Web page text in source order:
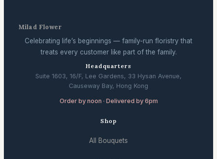
Milad Flower
Celebrating life’s beginnings — family-run floristry that
treats every customer like part of the family.
Headquarters
Suite 1603, 16/F, Lee Gardens, 33 Hysan Avenue,
Causeway Bay, Hong Kong
Order by noon · Delivered by 6pm
Shop
All Bouquets